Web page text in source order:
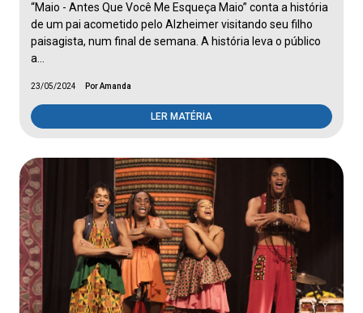
“Maio - Antes Que Você Me Esqueça Maio” conta a história
de um pai acometido pelo Alzheimer visitando seu filho
paisagista, num final de semana. A história leva o público
a…
23/05/2024 Por Amanda
LER MATÉRIA